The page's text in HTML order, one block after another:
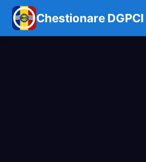
Chestionare DGPCI